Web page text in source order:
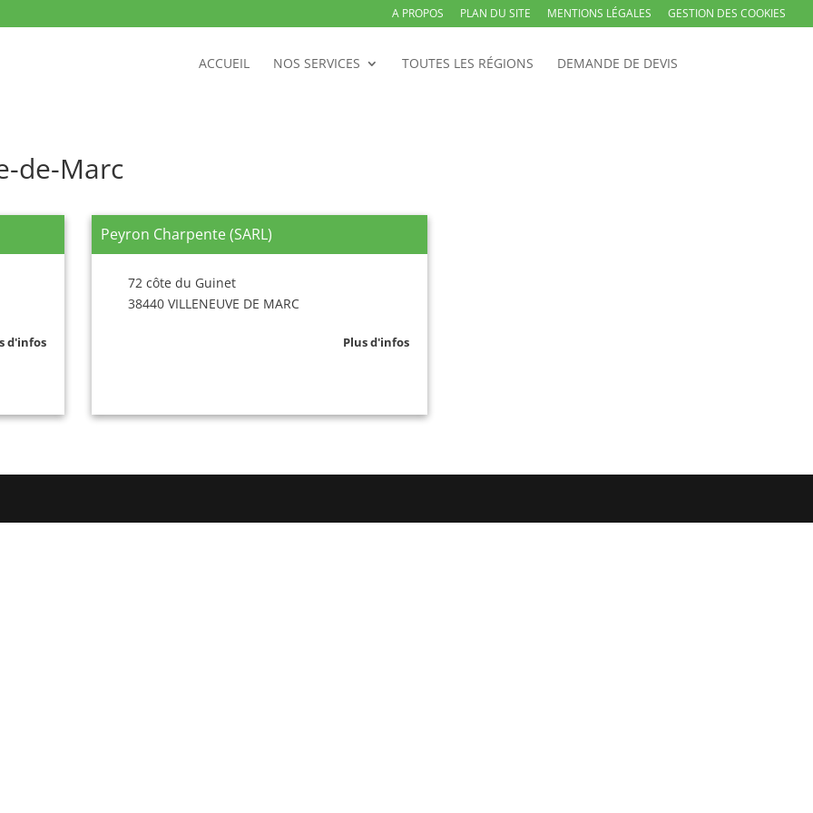
A PROPOS PLAN DU SITE MENTIONS LÉGALES GESTION DES COOKIES
ACCUEIL NOS SERVICES TOUTES LES RÉGIONS DEMANDE DE DEVIS
de-Marc
d'infos
Peyron Charpente (SARL)
72 côte du Guinet
38440 VILLENEUVE DE MARC
Plus d'infos